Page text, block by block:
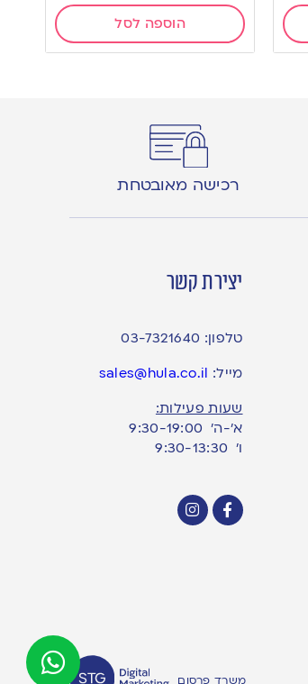
הוספה לסל
רכישה מאובטחת
יצירת קשר
טלפון: 03-7321640
מייל: sales@hula.co.il
שעות פעילות:
א’-ה’ 9:30-19:00
ו׳ 9:30-13:30
משרד פרסום